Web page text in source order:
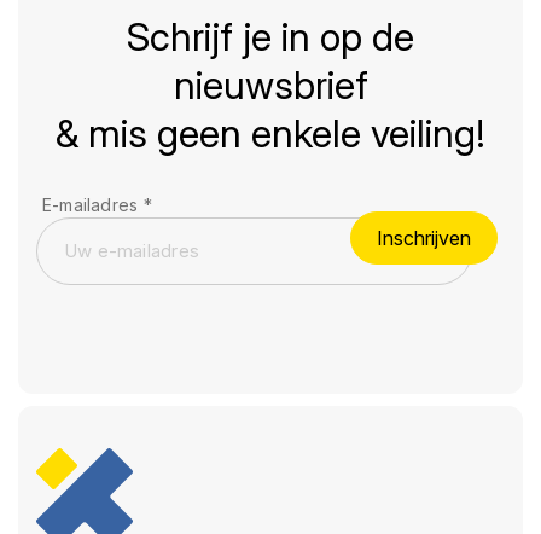
Schrijf je in op de
nieuwsbrief
& mis geen enkele veiling!
E-mailadres *
Inschrijven